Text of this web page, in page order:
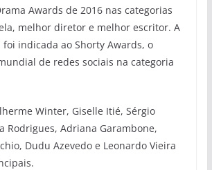
Awards de 2016 nas categorias
melhor diretor e melhor escritor. A
indicada ao Shorty Awards, o
de redes sociais na categoria
Winter, Giselle Itié, Sérgio
Rodrigues, Adriana Garambone,
Dudu Azevedo e Leonardo Vieira